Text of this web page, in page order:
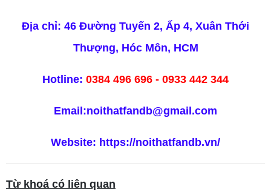
Địa chỉ: 46 Đường Tuyến 2, Ấp 4, Xuân Thới
Thượng, Hóc Môn, HCM
Hotline: 0384 496 696 - 0933 442 344
Email:noithatfandb@gmail.com
Website: https://noithatfandb.vn/
Từ khoá có liên quan